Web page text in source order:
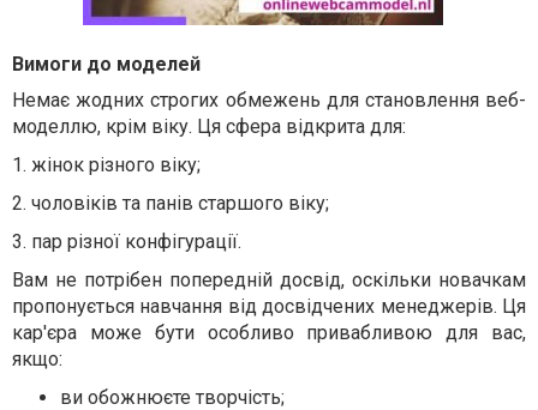
Вимоги до моделей
Немає жодних строгих обмежень для становлення веб-
моделлю, крім віку. Ця сфера відкрита для:
1. жінок різного віку;
2. чоловіків та панів старшого віку;
3. пар різної конфігурації.
Вам не потрібен попередній досвід, оскільки новачкам
пропонується навчання від досвідчених менеджерів. Ця
кар'єра може бути особливо привабливою для вас,
якщо:
ви обожнюєте творчість;